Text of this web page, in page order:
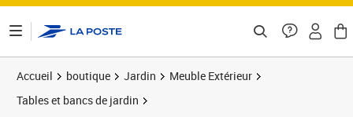
Accueil boutique Jardin
Meuble Extérieur
Tables et bancs de jardin